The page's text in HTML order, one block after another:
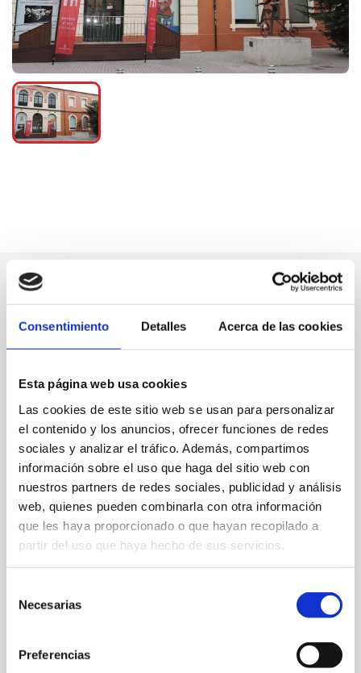
Consentimiento Detalles Acerca de las cookies
Esta página web usa cookies
Las cookies de este sitio web se usan para personalizar
el contenido y los anuncios, ofrecer funciones de redes
sociales y analizar el tráfico. Además, compartimos
información sobre el uso que haga del sitio web con
nuestros partners de redes sociales, publicidad y análisis
web, quienes pueden combinarla con otra información
que les haya proporcionado o que hayan recopilado a
partir del uso que haya hecho de sus servicios.
Necesarias
Preferencias
C/ Calderón, s/n.
96 578 87 41